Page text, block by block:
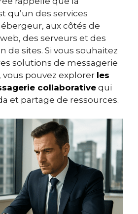
qu’un des services
aux côtés de
des serveurs et des
de sites. Si vous souhaitez
solutions de messagerie
pouvez explorer les
collaborative qui
et partage de ressources.